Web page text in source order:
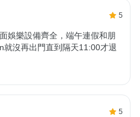
5
娛樂設備齊全，端午連假和朋
沒再出門直到隔天11:00才退
5